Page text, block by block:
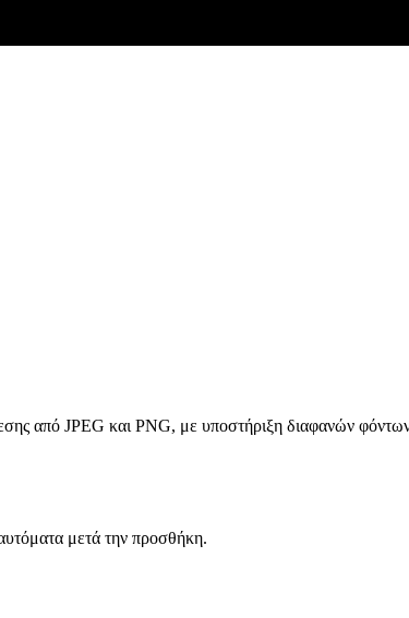
από JPEG και PNG, με υποστήριξη διαφανών
μετά την προσθήκη.